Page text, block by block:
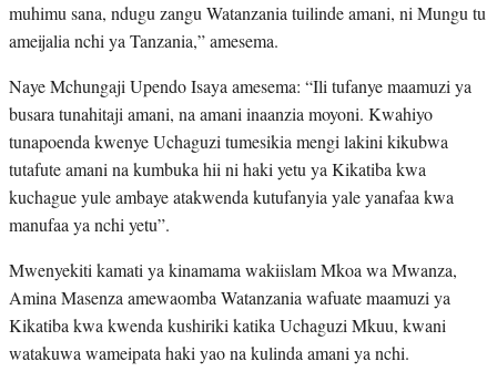
muhimu sana, ndugu zangu Watanzania tuilinde amani, ni Mungu tu
ameijalia nchi ya Tanzania,” amesema.
Naye Mchungaji Upendo Isaya amesema: “Ili tufanye maamuzi ya
busara tunahitaji amani, na amani inaanzia moyoni. Kwahiyo
tunapoenda kwenye Uchaguzi tumesikia mengi lakini kikubwa
tutafute amani na kumbuka hii ni haki yetu ya Kikatiba kwa
kuchague yule ambaye atakwenda kutufanyia yale yanafaa kwa
manufaa ya nchi yetu”.
Mwenyekiti kamati ya kinamama wakiislam Mkoa wa Mwanza,
Amina Masenza amewaomba Watanzania wafuate maamuzi ya
Kikatiba kwa kwenda kushiriki katika Uchaguzi Mkuu, kwani
watakuwa wameipata haki yao na kulinda amani ya nchi.